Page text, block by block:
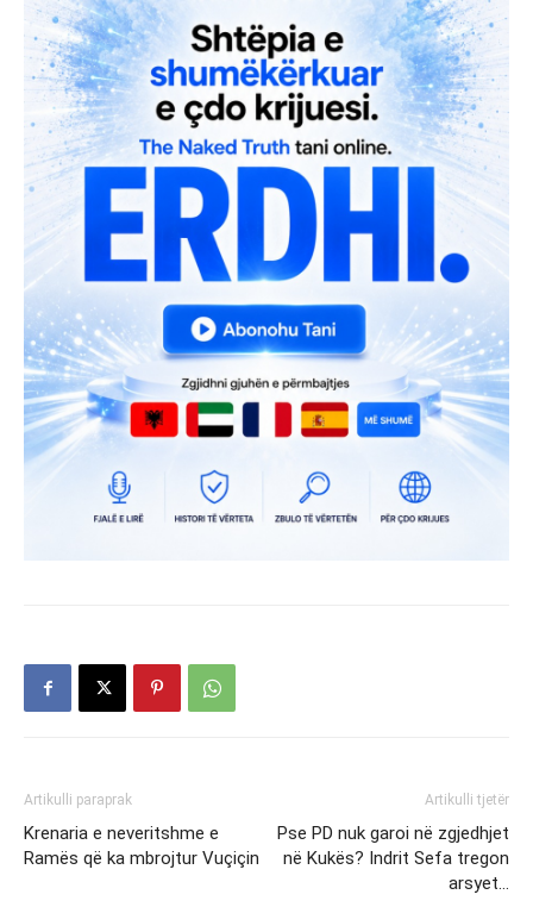
Artikulli paraprak
Krenaria e neveritshme e
Ramës që ka mbrojtur Vuçiçin
Artikulli tjetër
Pse PD nuk garoi në zgjedhjet
në Kukës? Indrit Sefa tregon
arsyet…